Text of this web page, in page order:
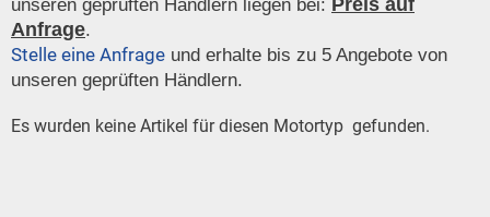
unseren geprüften Händlern liegen bei: Preis auf
Anfrage.
Stelle eine Anfrage und erhalte bis zu 5 Angebote von
unseren geprüften Händlern.
Es wurden keine Artikel für diesen Motortyp gefunden.